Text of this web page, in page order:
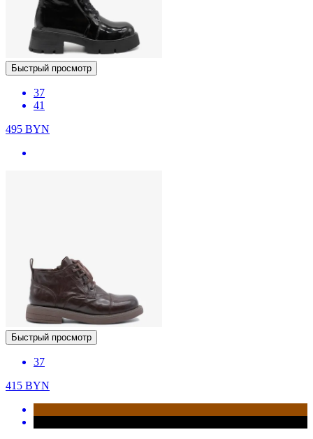
Быстрый просмотр
37
41
495 BYN
Быстрый просмотр
37
415 BYN